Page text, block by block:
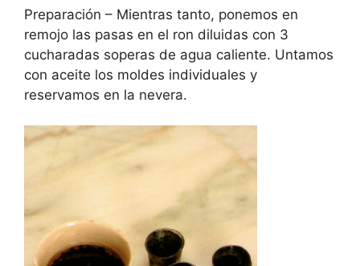
Preparación – Mientras tanto, ponemos en
remojo las pasas en el ron diluidas con 3
cucharadas soperas de agua caliente. Untamos
con aceite los moldes individuales y
reservamos en la nevera.